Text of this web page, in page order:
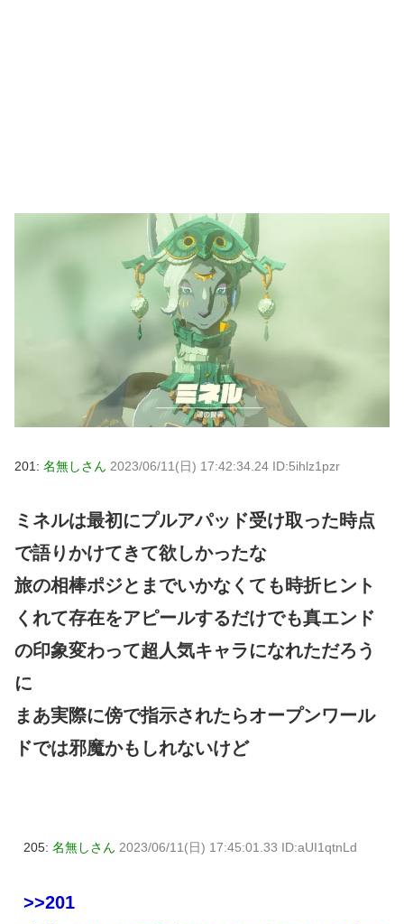
201: 名無しさん 2023/06/11(日) 17:42:34.24 ID:5ihlz1pzr
ミネルは最初にプルアパッド受け取った時点
で語りかけてきて欲しかったな
旅の相棒ポジとまでいかなくても時折ヒント
くれて存在をアピールするだけでも真エンド
の印象変わって超人気キャラになれただろう
に
まあ実際に傍で指示されたらオープンワール
ドでは邪魔かもしれないけど
205: 名無しさん 2023/06/11(日) 17:45:01.33 ID:aUI1qtnLd
>>201